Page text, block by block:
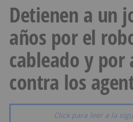
Detienen a un
años por el
cableado y por
contra los
Click para leer a la